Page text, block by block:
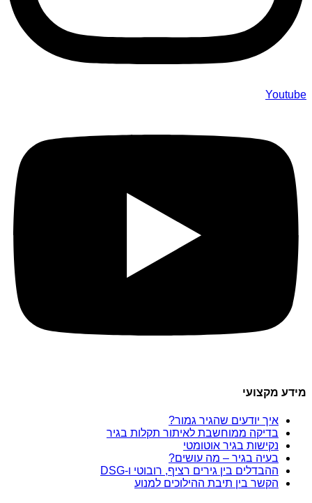
Youtube
מידע מקצועי
איך יודעים שהגיר גמור?
בדיקה ממוחשבת לאיתור תקלות בגיר
נקישות בגיר אוטומטי
בעיה בגיר – מה עושים?
ההבדלים בין גירים רציף, רובוטי ו-DSG
הקשר בין תיבת ההילוכים למנוע